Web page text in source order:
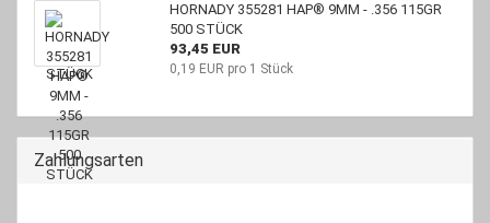
HORNADY 355281 HAP® 9MM - .356 115GR
500 STÜCK
93,45 EUR
0,19 EUR pro 1 Stück
Zahlungsarten